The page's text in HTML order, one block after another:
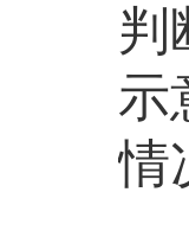
判
示
情